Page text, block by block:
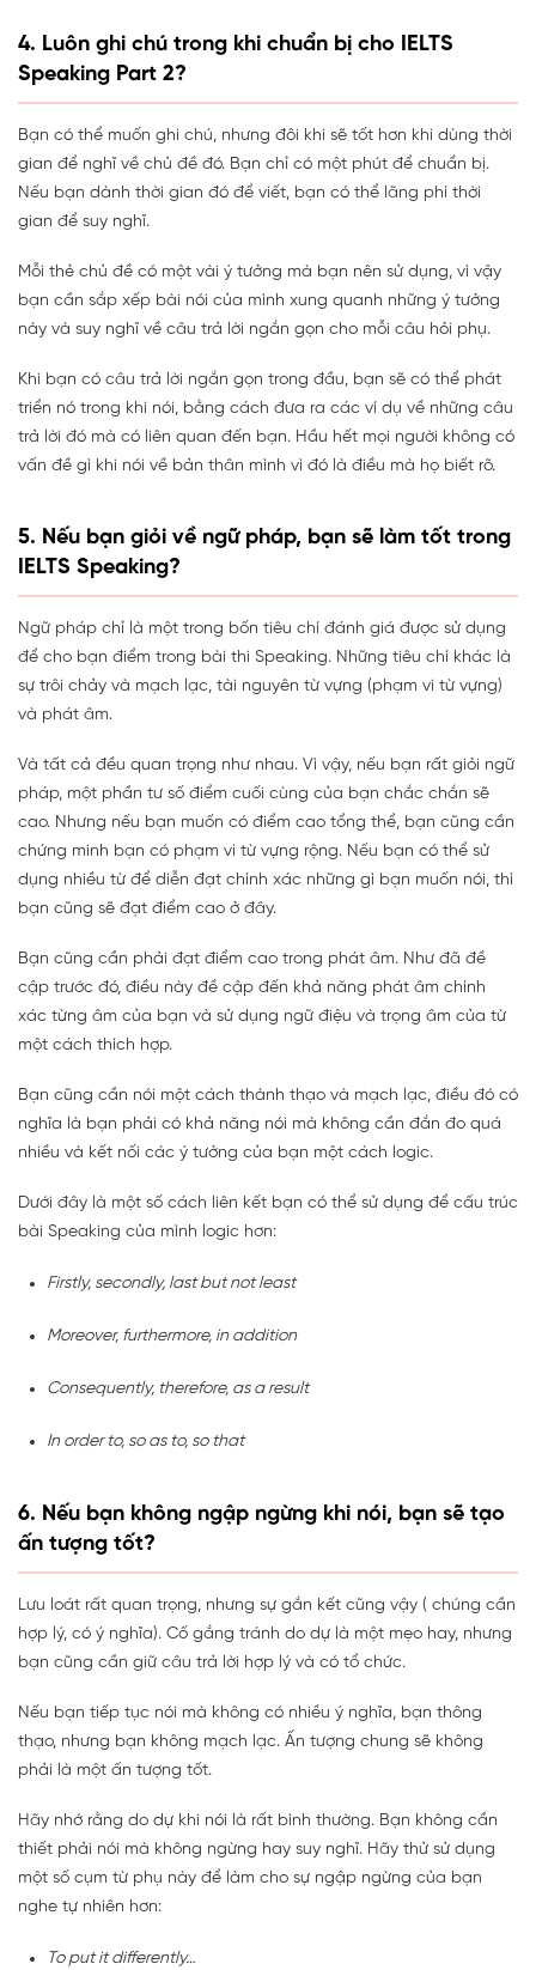
4. Luôn ghi chú trong khi chuẩn bị cho IELTS
Speaking Part 2?
Bạn có thể muốn ghi chú, nhưng đôi khi sẽ tốt hơn khi dùng thời
gian để nghĩ về chủ đề đó. Bạn chỉ có một phút để chuẩn bị.
Nếu bạn dành thời gian đó để viết, bạn có thể lãng phí thời
gian để suy nghĩ.
Mỗi thẻ chủ đề có một vài ý tưởng mà bạn nên sử dụng, vì vậy
bạn cần sắp xếp bài nói của mình xung quanh những ý tưởng
này và suy nghĩ về câu trả lời ngắn gọn cho mỗi câu hỏi phụ.
Khi bạn có câu trả lời ngắn gọn trong đầu, bạn sẽ có thể phát
triển nó trong khi nói, bằng cách đưa ra các ví dụ về những câu
trả lời đó mà có liên quan đến bạn. Hầu hết mọi người không có
vấn đề gì khi nói về bản thân mình vì đó là điều mà họ biết rõ.
5. Nếu bạn giỏi về ngữ pháp, bạn sẽ làm tốt trong
IELTS Speaking?
Ngữ pháp chỉ là một trong bốn tiêu chí đánh giá được sử dụng
để cho bạn điểm trong bài thi Speaking. Những tiêu chí khác là
sự trôi chảy và mạch lạc, tài nguyên từ vựng (phạm vi từ vựng)
và phát âm.
Và tất cả đều quan trọng như nhau. Vì vậy, nếu bạn rất giỏi ngữ
pháp, một phần tư số điểm cuối cùng của bạn chắc chắn sẽ
cao. Nhưng nếu bạn muốn có điểm cao tổng thể, bạn cũng cần
chứng minh bạn có phạm vi từ vựng rộng. Nếu bạn có thể sử
dụng nhiều từ để diễn đạt chính xác những gì bạn muốn nói, thì
bạn cũng sẽ đạt điểm cao ở đây.
Bạn cũng cần phải đạt điểm cao trong phát âm. Như đã đề
cập trước đó, điều này đề cập đến khả năng phát âm chính
xác từng âm của bạn và sử dụng ngữ điệu và trọng âm của từ
một cách thích hợp.
Bạn cũng cần nói một cách thành thạo và mạch lạc, điều đó có
nghĩa là bạn phải có khả năng nói mà không cần đắn đo quá
nhiều và kết nối các ý tưởng của bạn một cách logic.
Dưới đây là một số cách liên kết bạn có thể sử dụng để cấu trúc
bài Speaking của mình logic hơn:
Firstly, secondly, last but not least
Moreover, furthermore, in addition
Consequently, therefore, as a result
In order to, so as to, so that
6. Nếu bạn không ngập ngừng khi nói, bạn sẽ tạo
ấn tượng tốt?
Lưu loát rất quan trọng, nhưng sự gắn kết cũng vậy ( chúng cần
hợp lý, có ý nghĩa). Cố gắng tránh do dự là một mẹo hay, nhưng
bạn cũng cần giữ câu trả lời hợp lý và có tổ chức.
Nếu bạn tiếp tục nói mà không có nhiều ý nghĩa, bạn thông
thạo, nhưng bạn không mạch lạc. Ấn tượng chung sẽ không
phải là một ấn tượng tốt.
Hãy nhớ rằng do dự khi nói là rất bình thường. Bạn không cần
thiết phải nói mà không ngừng hay suy nghĩ. Hãy thử sử dụng
một số cụm từ phụ này để làm cho sự ngập ngừng của bạn
nghe tự nhiên hơn:
To put it differently…